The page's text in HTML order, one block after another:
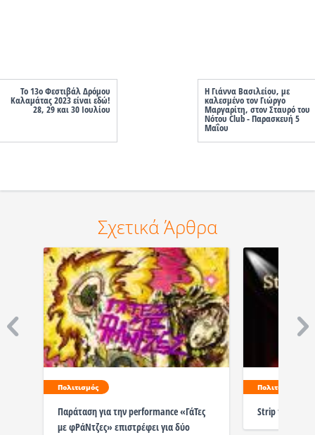
Το 13ο Φεστιβάλ Δρόμου
Καλαμάτας 2023 είναι εδώ!
28, 29 και 30 Ιουλίου
Η Γιάννα Βασιλείου, με
καλεσμένο τον Γιώργο
Μαργαρίτη, στον Σταυρό του
Νότου Club - Παρασκευή 5
Μαΐου
Σχετικά Άρθρα
Πολιτισμός
Παράταση για την performance «ΓάΤες
με φΡάΝτζες» επιστρέφει για δύο
Πολιτισμός
Strip the